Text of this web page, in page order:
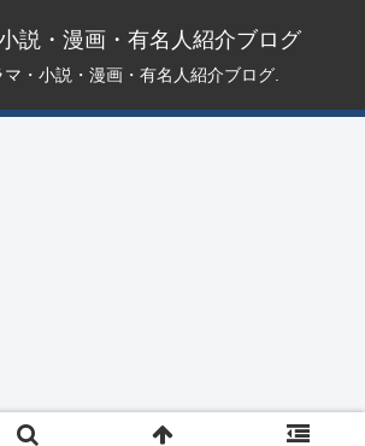
説・漫画・有名人紹介ブログ
・小説・漫画・有名人紹介ブログ.